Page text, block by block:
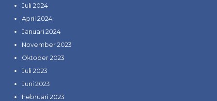
Juli 2024
April 2024
Januari 2024
November 2023
Oktober 2023
Juli 2023
Juni 2023
Februari 2023